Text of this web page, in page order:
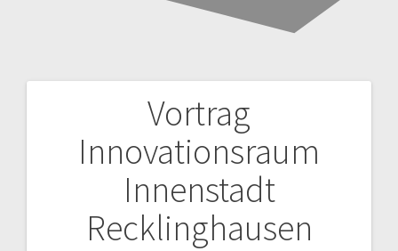
Vortrag
Innovationsraum
Innenstadt
Recklinghausen
Beitragsnavigation